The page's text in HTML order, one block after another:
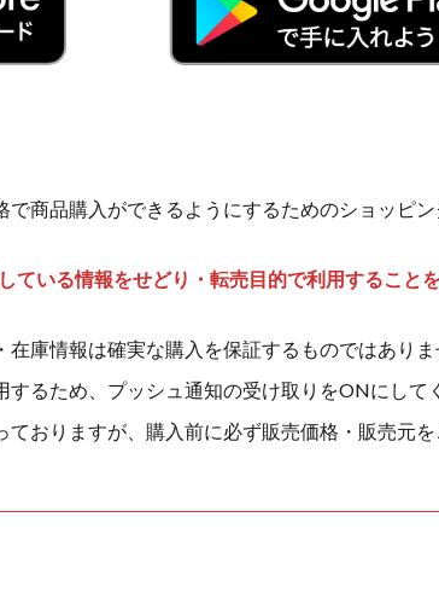
商品購入ができるようにするためのショッピン
ている情報をせどり・転売目的で利用すること
庫情報は確実な購入を保証するものではありま
るため、プッシュ通知の受け取りをONにして
おりますが、購入前に必ず販売価格・販売元を